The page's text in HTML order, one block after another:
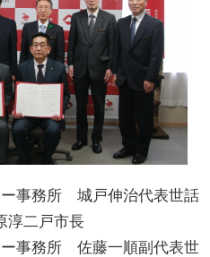
事務所 城戸伸治代表世話
淳二戸市長
事務所 佐藤一順副代表世